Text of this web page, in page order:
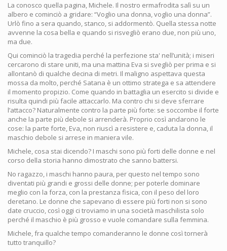
La conosco quella pagina, Michele. Il nostro ermafrodita salì su un
albero e cominciò a gridare: “Voglio una donna, voglio una donna”.
Urlò fino a sera quando, stanco, si addormentò. Quella stessa notte
avvenne la cosa bella e quando si risvegliò erano due, non più uno,
ma due.
Qui cominciò la tragedia perché la perfezione sta' nell’unità; i miseri
cercarono di stare uniti, ma una mattina Eva si svegliò per prima e si
allontanò di qualche decina di metri. Il maligno aspettava questa
mossa da molto, perché Satana è un ottimo stratega e sa attendere
il momento propizio. Come quando in battaglia un esercito si divide e
risulta quindi più facile attaccarlo. Ma contro chi si deve sferrare
l’attacco? Naturalmente contro la parte più forte: se soccombe il forte
anche la parte più debole si arrenderà. Proprio così andarono le
cose: la parte forte, Eva, non riuscì a resistere e, caduta la donna, il
maschio debole si arrese in maniera vile.
Michele, cosa stai dicendo? I maschi sono più forti delle donne e nel
corso della storia hanno dimostrato che sanno battersi.
No ragazzo, i maschi hanno paura, per questo nel tempo sono
diventati più grandi e grossi delle donne; per poterle dominare
meglio con la forza, con la prestanza fisica, con il peso del loro
deretano. Le donne che sapevano di essere più forti non si sono
date cruccio, così oggi ci troviamo in una società maschilista solo
perché il maschio è più grosso e vuole comandare sulla femmina.
Michele, fra qualche tempo comanderanno le donne così tornerà
tutto tranquillo?